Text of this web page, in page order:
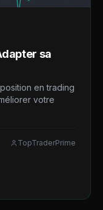
sa
en trading
votre
TopTraderPrime